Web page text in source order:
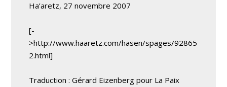
Ha’aretz, 27 novembre 2007
[-
>http://www.haaretz.com/hasen/spages/92865
2.html]
Traduction : Gérard Eizenberg pour La Paix